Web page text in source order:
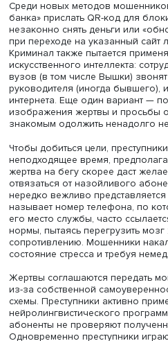
Жертвами мошенников стали
годах — 9%), доли понесших
потери примерно равны. По
сумма киберкражи
обратил внимание на
опрошенных считают
результате телефонного
уверены, что такого с ними
что это вероятно.
людей старше 60.
докладчик. В последнее
звонят жителям крупных
предполагая, что они
средствами.
Среди новых методов
банка» прислать QR-код для
незаконно снять деньги или
при переходе на указанный
Криминал также пытается
искусственного интеллекта:
вузов (в том числе Вышки)
руководителя (иногда